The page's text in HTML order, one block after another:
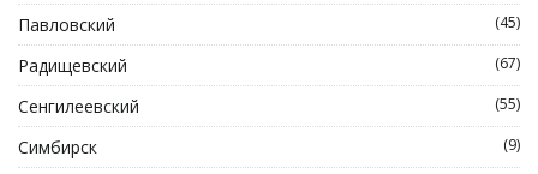
Павловский (45)
Радищевский (67)
Сенгилеевский (55)
Симбирск (9)